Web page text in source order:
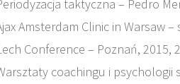
taktyczna – Pedro
Amsterdam Clinic in Warsaw
Conference – Poznań, 2015,
coachingu i psychologii